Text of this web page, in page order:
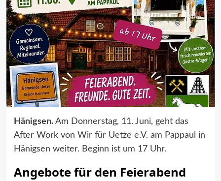
Hänigsen.Am Donnerstag, 11. Juni, geht das
After Work von Wir für Uetze e.V. am Pappaul in
Hänigsen weiter. Beginn ist um 17 Uhr.
Angebote für den Feierabend